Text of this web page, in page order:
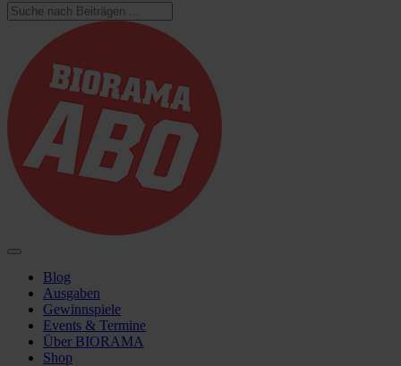
Blog
Ausgaben
Gewinnspiele
Events & Termine
Über BIORAMA
Shop